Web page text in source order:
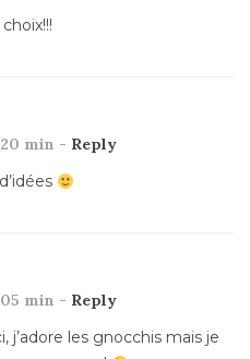
min - Reply
min - Reply
j’adore les gnocchis mais je